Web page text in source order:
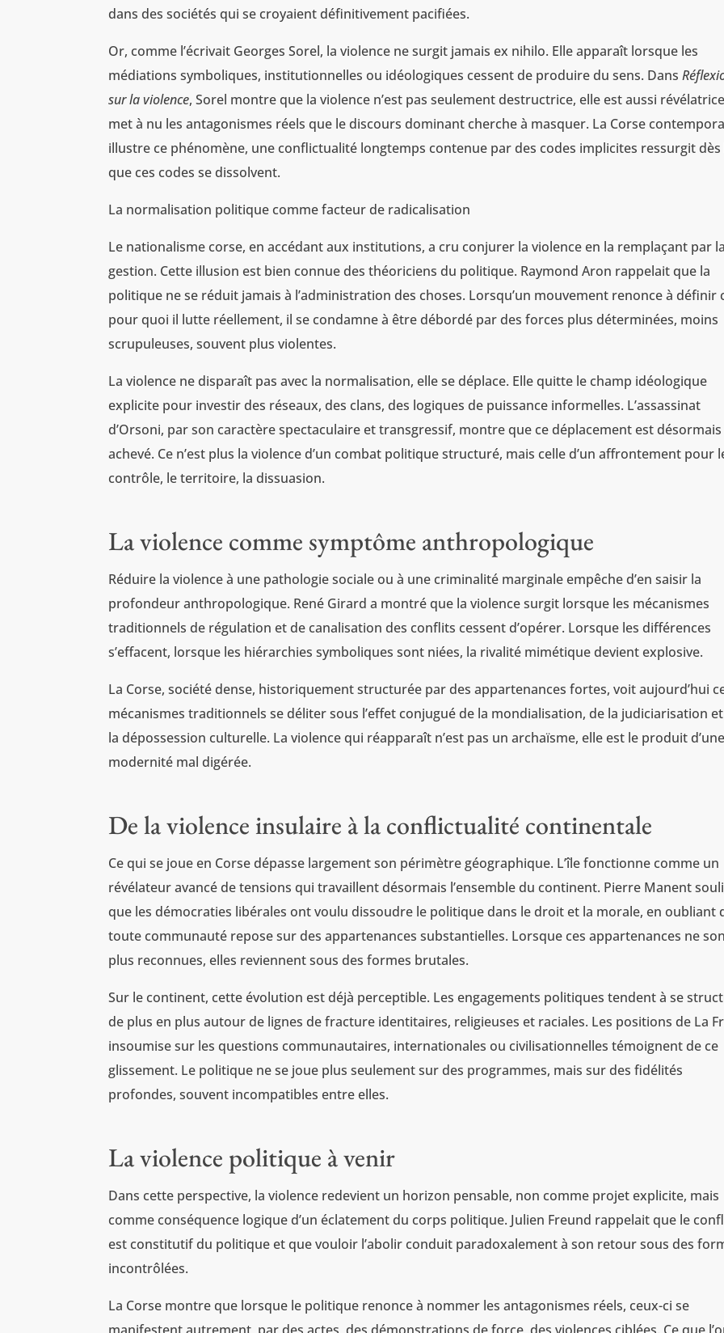
dans des sociétés qui se croyaient définitivement pacifiées.
Or, comme l’écrivait Georges Sorel, la violence ne surgit jamais ex nihilo. Elle apparaît lorsque les
médiations symboliques, institutionnelles ou idéologiques cessent de produire du sens. Dans
sur la violence, Sorel montre que la violence n’est pas seulement destructrice, elle est aussi
met à nu les antagonismes réels que le discours dominant cherche à masquer. La Corse
illustre ce phénomène, une conflictualité longtemps contenue par des codes implicites ressurgit dès
que ces codes se dissolvent.
La normalisation politique comme facteur de radicalisation
Le nationalisme corse, en accédant aux institutions, a cru conjurer la violence en la remplaçant par la
gestion. Cette illusion est bien connue des théoriciens du politique. Raymond Aron rappelait que la
politique ne se réduit jamais à l’administration des choses. Lorsqu’un mouvement renonce à définir
pour quoi il lutte réellement, il se condamne à être débordé par des forces plus déterminées, moins
scrupuleuses, souvent plus violentes.
La violence ne disparaît pas avec la normalisation, elle se déplace. Elle quitte le champ idéologique
explicite pour investir des réseaux, des clans, des logiques de puissance informelles. L’assassinat
d’Orsoni, par son caractère spectaculaire et transgressif, montre que ce déplacement est désormais
achevé. Ce n’est plus la violence d’un combat politique structuré, mais celle d’un affrontement pour
contrôle, le territoire, la dissuasion.
La violence comme symptôme anthropologique
Réduire la violence à une pathologie sociale ou à une criminalité marginale empêche d’en saisir la
profondeur anthropologique. René Girard a montré que la violence surgit lorsque les mécanismes
traditionnels de régulation et de canalisation des conflits cessent d’opérer. Lorsque les différences
s’effacent, lorsque les hiérarchies symboliques sont niées, la rivalité mimétique devient explosive.
La Corse, société dense, historiquement structurée par des appartenances fortes, voit aujourd’hui
mécanismes traditionnels se déliter sous l’effet conjugué de la mondialisation, de la judiciarisation
la dépossession culturelle. La violence qui réapparaît n’est pas un archaïsme, elle est le produit d’une
modernité mal digérée.
De la violence insulaire à la conflictualité continentale
Ce qui se joue en Corse dépasse largement son périmètre géographique. L’île fonctionne comme un
révélateur avancé de tensions qui travaillent désormais l’ensemble du continent. Pierre Manent
que les démocraties libérales ont voulu dissoudre le politique dans le droit et la morale, en oubliant
toute communauté repose sur des appartenances substantielles. Lorsque ces appartenances ne
plus reconnues, elles reviennent sous des formes brutales.
Sur le continent, cette évolution est déjà perceptible. Les engagements politiques tendent à se
de plus en plus autour de lignes de fracture identitaires, religieuses et raciales. Les positions de La
insoumise sur les questions communautaires, internationales ou civilisationnelles témoignent de ce
glissement. Le politique ne se joue plus seulement sur des programmes, mais sur des fidélités
profondes, souvent incompatibles entre elles.
La violence politique à venir
Dans cette perspective, la violence redevient un horizon pensable, non comme projet explicite, mais
comme conséquence logique d’un éclatement du corps politique. Julien Freund rappelait que le
est constitutif du politique et que vouloir l’abolir conduit paradoxalement à son retour sous des
incontrôlées.
La Corse montre que lorsque le politique renonce à nommer les antagonismes réels, ceux-ci se